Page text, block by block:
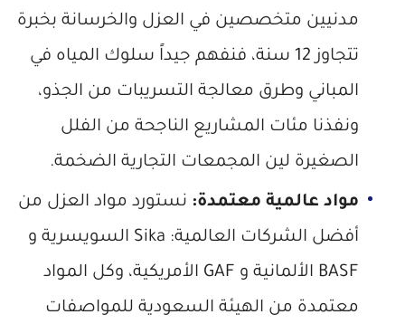
مدنيين متخصصين في العزل والخرسانة بخبرة
تتجاوز 12 سنة، فنفهم جيداً سلوك المياه في
المباني وطرق معالجة التسريبات من الجذو،
ونفذنا مئات المشاريع الناجحة من الفلل
الصغيرة لين المجمعات التجارية الضخمة.
مواد عالمية معتمدة: نستورد مواد العزل من
أفضل الشركات العالمية: Sika السويسرية و
BASF الألمانية و GAF الأمريكية، وكل المواد
معتمدة من الهيئة السعودية للمواصفات